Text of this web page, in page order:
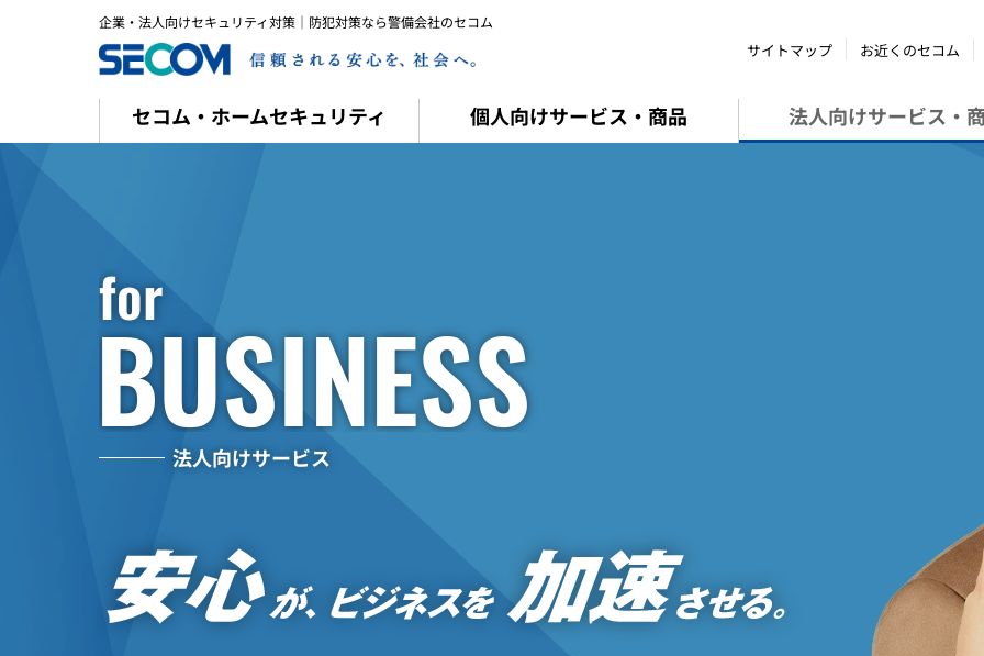
へ
サイトマップ お近くのセコム
セコム・ホームセキュリティ 個人向けサービス・商品 法人向けサービス・
企業・法人向けセキュリティ対策｜防犯対策なら警備会社のセコム
for
BUSINESS
法人向けサービス